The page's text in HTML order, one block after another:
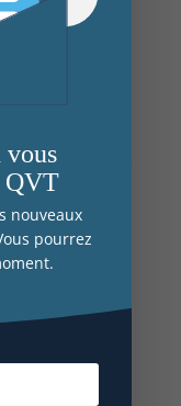
son équipe
dispersés,
aux enjeux
: Animer
permanence
besoins des
internes des
sa posture de
dans
repères »
vous
QVT
nouveaux
pourrez